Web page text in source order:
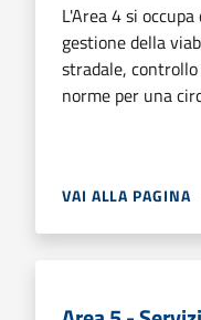
L'Area 4 si
gestione della
stradale,
norme per una
VAI ALLA PAGINA